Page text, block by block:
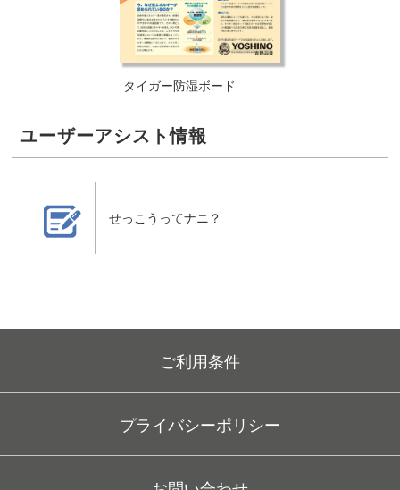
タイガー防湿ボード
ユーザーアシスト情報
せっこうってナニ？
ご利用条件
プライバシーポリシー